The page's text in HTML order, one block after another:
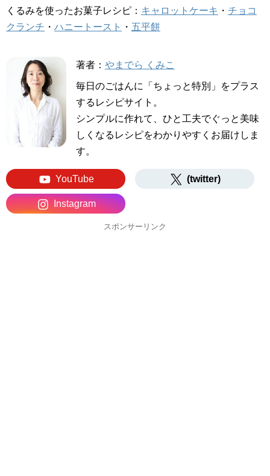
くるみを使ったお菓子レシピ： キャロットケーキ ・ チョコ
クランチ ・ ハニートースト ・ 五平餅
著者： やまでら くみこ
毎日のごはんに「ちょっと特別」をプラス
するレシピサイト。
シンプルに作れて、ひと工夫でぐっと美味
しくなるレシピをわかりやすくお届けしま
す。
YouTube (twitter)
Instagram
スポンサーリンク